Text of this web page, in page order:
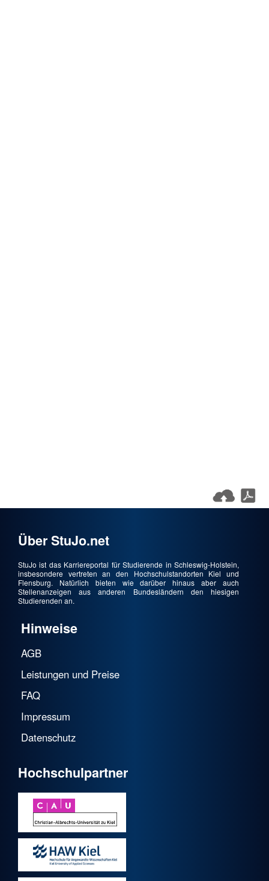
Über StuJo.net
StuJo ist das Karriereportal für Studierende in Schleswig-Holstein,
insbesondere vertreten an den Hochschulstandorten Kiel und
Flensburg. Natürlich bieten wie darüber hinaus aber auch
Stellenanzeigen aus anderen Bundesländern den hiesigen
Studierenden an.
Hinweise
AGB
Leistungen und Preise
FAQ
Impressum
Datenschutz
Hochschulpartner